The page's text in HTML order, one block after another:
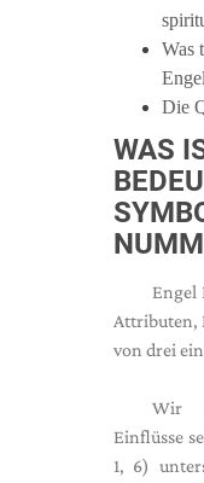
Was
Die
WAS
Engel
Attributen,
von drei
Wir
Einflüsse
1, 6)